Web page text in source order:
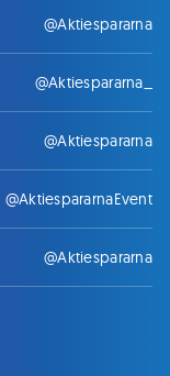
@Aktiespararna
@Aktiespararna_
@Aktiespararna
@AktiespararnaEvent
@Aktiespararna